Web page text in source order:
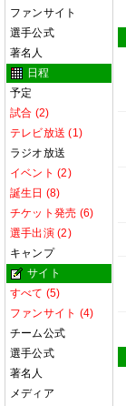
ファンサイト
選手公式
著名人
日程
予定
試合 (2)
テレビ放送 (1)
ラジオ放送
イベント (2)
誕生日 (8)
チケット発売 (6)
選手出演 (2)
キャンプ
サイト
すべて (5)
ファンサイト (4)
チーム公式
選手公式
著名人
メディア